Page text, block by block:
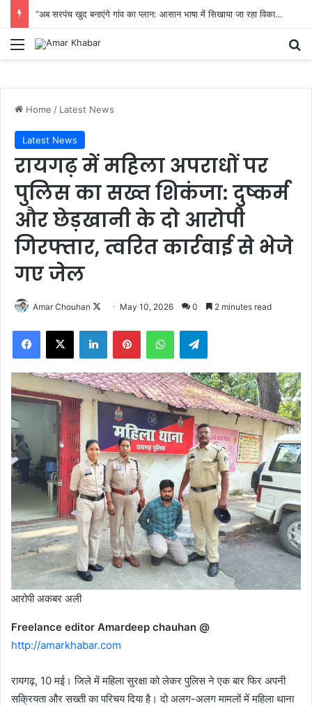
“अब सरपंच खुद बनाएंगे गांव का प्लान: आसान भाषा में सिखाया जा रहा विकास का पूरा तरीका”
Menu
Home / Latest News
Latest News
रायगढ़ में महिला अपराधों पर
पुलिस का सख्त शिकंजा: दुष्कर्म
और छेड़खानी के दो आरोपी
गिरफ्तार, त्वरित कार्रवाई से भेजे
गए जेल
Amar Chouhan
FollowMay 10, 2026 0 2 minutes read
Facebook
X LinkedInPinterestWhatsAppTelegram
आरोपी अकबर अली
Freelance editor Amardeep chauhan @
http://amarkhabar.com
रायगढ़, 10 मई। जिले में महिला सुरक्षा को लेकर पुलिस ने एक बार फिर अपनी
सक्रियता और सख्ती का परिचय दिया है। दो अलग-अलग मामलों में महिला थाना